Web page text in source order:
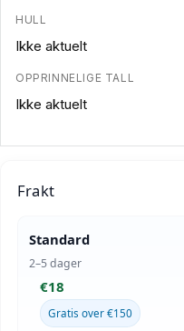
HULL
Ikke aktuelt
OPPRINNELIGE TALL
Ikke aktuelt
Frakt
Standard
2–5 dager
€18
Gratis over €150